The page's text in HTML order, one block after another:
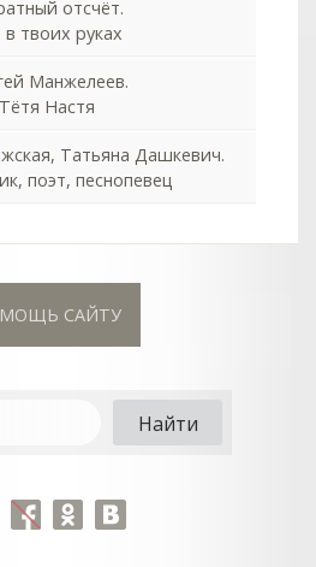
отсчёт.
в твоих руках
Манжелеев.
Тётя Настя
Татьяна Дашкевич.
поэт, песнопевец
САЙТУ